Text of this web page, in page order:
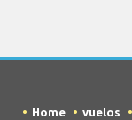
Home vuelos